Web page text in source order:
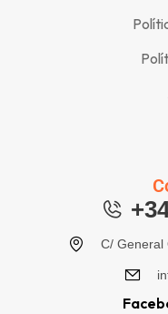
C/ General